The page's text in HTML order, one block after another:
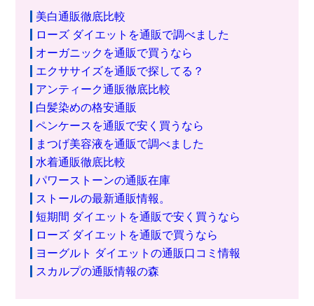
美白通販徹底比較
ローズ ダイエットを通販で調べました
オーガニックを通販で買うなら
エクササイズを通販で探してる？
アンティーク通販徹底比較
白髪染めの格安通販
ペンケースを通販で安く買うなら
まつげ美容液を通販で調べました
水着通販徹底比較
パワーストーンの通販在庫
ストールの最新通販情報。
短期間 ダイエットを通販で安く買うなら
ローズ ダイエットを通販で買うなら
ヨーグルト ダイエットの通販口コミ情報
スカルプの通販情報の森